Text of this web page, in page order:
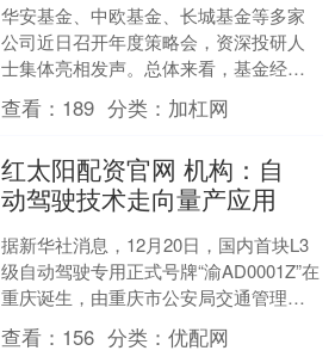
华安基金、中欧基金、长城基金等多家
公司近日召开年度策略会，资深投研人
士集体亮相发声。总体来看，基金经理
普遍对后市持乐观态度，将更加聚焦企
业盈利 近期A股市场波动....
查看： 189 分类： 加杠网
红太阳配资官网 机构：自
动驾驶技术走向量产应用
据新华社消息，12月20日，国内首块L3
级自动驾驶专用正式号牌“渝AD0001Z”在
重庆诞生，由重庆市公安局交通管理总
队正式授予长安汽车，标志着长安汽车
在国内率....
查看： 156 分类：优配网